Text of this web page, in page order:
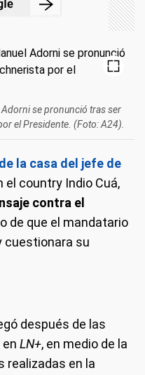
se pronunció tras ser
el Presidente. (Foto: A24).
la casa del jefe de
el country Indio Cuá,
contra el
de que el mandatario
cuestionara su
después de las
LN+, en medio de la
realizadas en la